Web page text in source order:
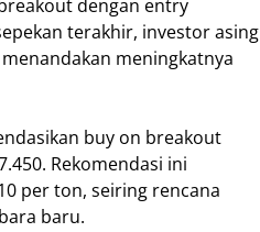
dengan entry
terakhir, investor asing
meningkatnya
buy on breakout
Rekomendasi ini
per ton, seiring rencana
baru.